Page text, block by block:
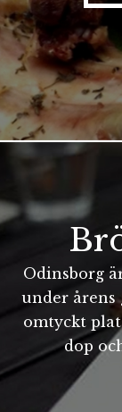
Odinsborg
under årens
omtyckt
dop